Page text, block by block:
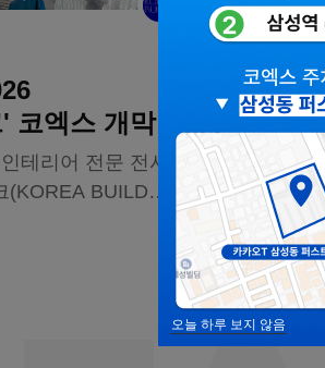
코엑스 개막 —
스
테리어 전문 전시회
(KOREA BUILD
상이 주최하는 이번
에디터 정사은
무엇이
눈으로 보
충분하다.
이렇게 해
확인하고,
것은 무엇
만남을 위
오늘 하루 보지 않음